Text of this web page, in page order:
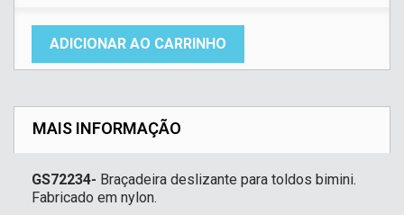
ADICIONAR AO CARRINHO
MAIS INFORMAÇÃO
GS72234- Braçadeira deslizante para toldos bimini.
Fabricado em nylon.